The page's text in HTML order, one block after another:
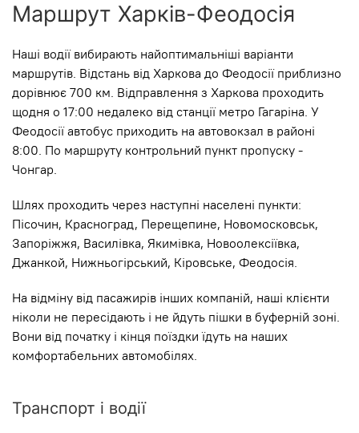
Маршрут Харків-Феодосія
Наші водії вибирають найоптимальніші варіанти
маршрутів. Відстань від Харкова до Феодосії приблизно
дорівнює 700 км. Відправлення з Харкова проходить
щодня о 17:00 недалеко від станції метро Гагаріна. У
Феодосії автобус приходить на автовокзал в районі
8:00. По маршруту контрольний пункт пропуску -
Чонгар.
Шлях проходить через наступні населені пункти:
Пісочин, Красноград, Перещепине, Новомосковськ,
Запоріжжя, Василівка, Якимівка, Новоолексіївка,
Джанкой, Нижньогірський, Кіровське, Феодосія.
На відміну від пасажирів інших компаній, наші клієнти
ніколи не пересідають і не йдуть пішки в буферній зоні.
Вони від початку і кінця поїздки їдуть на наших
комфортабельних автомобілях.
Транспорт і водії